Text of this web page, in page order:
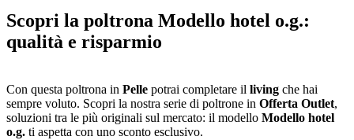
Scopri la poltrona Modello hotel o.g.:
qualità e risparmio
Con questa poltrona in Pelle potrai completare il living che hai
sempre voluto. Scopri la nostra serie di poltrone in Offerta Outlet,
soluzioni tra le più originali sul mercato: il modello Modello hotel
o.g. ti aspetta con uno sconto esclusivo.